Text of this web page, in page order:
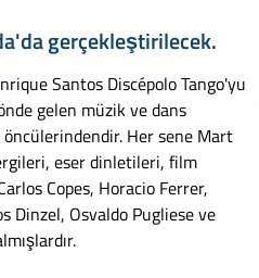
gerçekleştirilecek.
Santos Discépolo Tango'yu
gelen müzik ve dans
Her sene Mart
eser dinletileri, film
Copes, Horacio Ferrer,
Dinzel, Osvaldo Pugliese ve